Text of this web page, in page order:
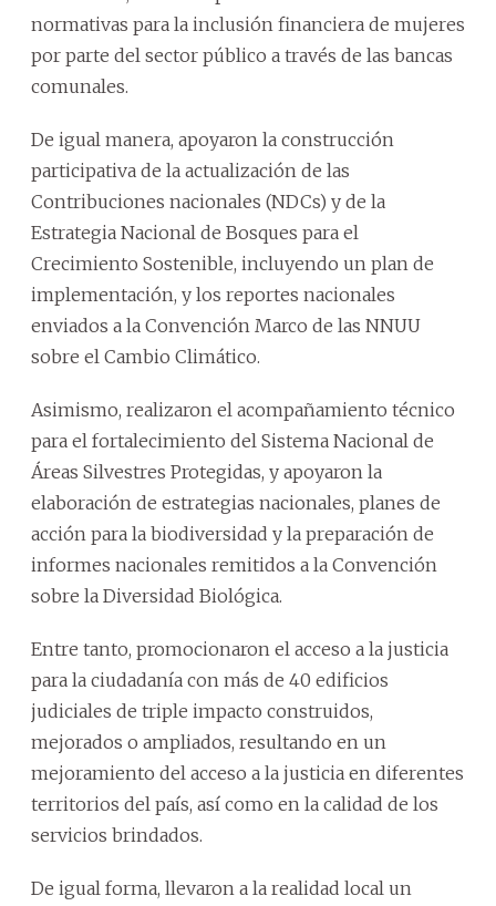
normativas para la inclusión financiera de mujeres
por parte del sector público a través de las bancas
comunales.
De igual manera, apoyaron la construcción
participativa de la actualización de las
Contribuciones nacionales (NDCs) y de la
Estrategia Nacional de Bosques para el
Crecimiento Sostenible, incluyendo un plan de
implementación, y los reportes nacionales
enviados a la Convención Marco de las NNUU
sobre el Cambio Climático.
Asimismo, realizaron el acompañamiento técnico
para el fortalecimiento del Sistema Nacional de
Áreas Silvestres Protegidas, y apoyaron la
elaboración de estrategias nacionales, planes de
acción para la biodiversidad y la preparación de
informes nacionales remitidos a la Convención
sobre la Diversidad Biológica.
Entre tanto, promocionaron el acceso a la justicia
para la ciudadanía con más de 40 edificios
judiciales de triple impacto construidos,
mejorados o ampliados, resultando en un
mejoramiento del acceso a la justicia en diferentes
territorios del país, así como en la calidad de los
servicios brindados.
De igual forma, llevaron a la realidad local un